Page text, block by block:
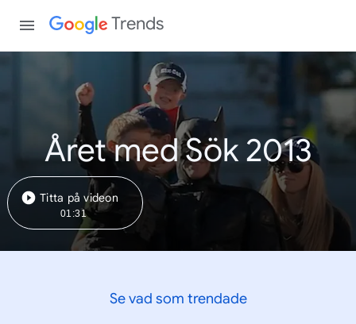
Trends
Året med Sök 2013
Titta på videon
01:31
Se vad som trendade